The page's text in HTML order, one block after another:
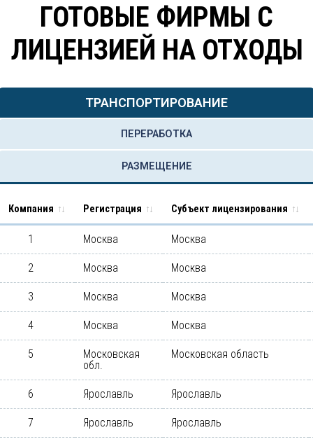
ГОТОВЫЕ ФИРМЫ С
ЛИЦЕНЗИЕЙ НА ОТХОДЫ
ТРАНСПОРТИРОВАНИЕ
ПЕРЕРАБОТКА
РАЗМЕЩЕНИЕ
Компания Регистрация Субъект лицензирования
1 Москва Москва
2 Москва Москва
3 Москва Москва
4 Москва Москва
5
Московская
обл.
Московская область
6 Ярославль Ярославль
7 Ярославль Ярославль